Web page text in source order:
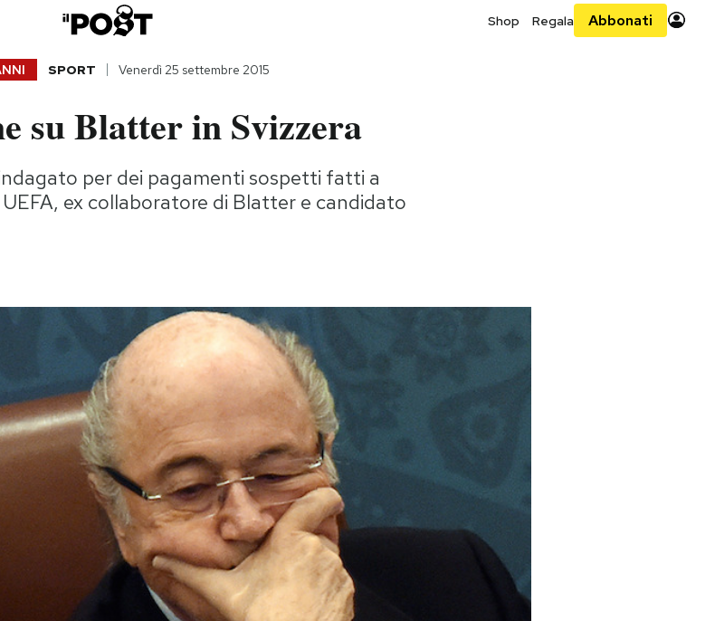
Shop Regala Abbonati
SPORT Venerdì 25 settembre 2015
su Blatter in Svizzera
per dei pagamenti sospetti fatti a
ex collaboratore di Blatter e candidato